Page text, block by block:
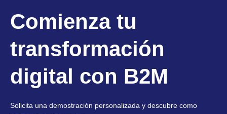
Comienza tu
transformación
digital con B2M
Solicita una demostración personalizada y descubre como